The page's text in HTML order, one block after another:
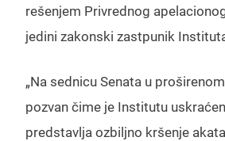
rešenjem Privrednog
jedini zakonski zastpunik
„Na sednicu Senata u
pozvan čime je Institutu
predstavlja ozbiljno kršenje